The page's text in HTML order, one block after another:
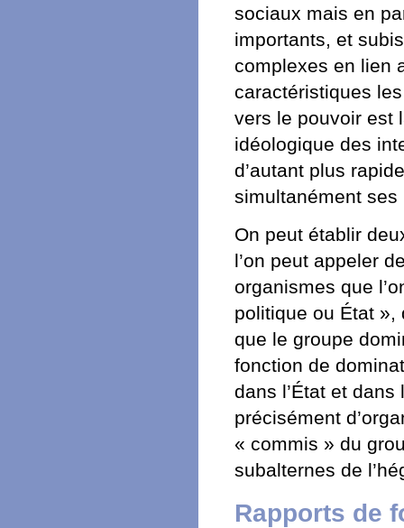
sociaux mais en
importants, et
complexes en lien
caractéristiques
vers le pouvoir est
idéologique des
d’autant plus
simultanément
On peut établir
l’on peut appeler
organismes que
politique ou État »,
que le groupe
fonction de
dans l’État et
précisément
« commis » du
subalternes de
Rapports de